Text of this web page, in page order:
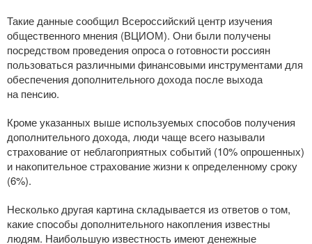
Такие данные сообщил Всероссийский центр изучения
общественного мнения (ВЦИОМ). Они были получены
посредством проведения опроса о готовности россиян
пользоваться различными финансовыми инструментами для
обеспечения дополнительного дохода после выхода
на пенсию.
Кроме указанных выше используемых способов получения
дополнительного дохода, люди чаще всего называли
страхование от неблагоприятных событий (10% опрошенных)
и накопительное страхование жизни к определенному сроку
(6%).
Несколько другая картина складывается из ответов о том,
какие способы дополнительного накопления известны
людям. Наибольшую известность имеют денежные